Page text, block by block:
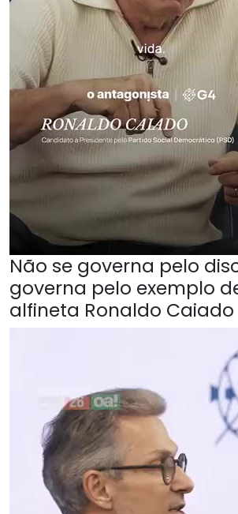
Não se governa pelo
governa pelo exemplo
alfineta Ronaldo Caiado